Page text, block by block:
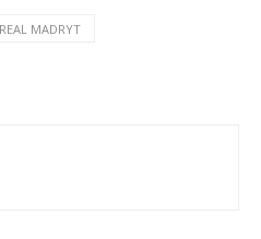
REAL MADRYT